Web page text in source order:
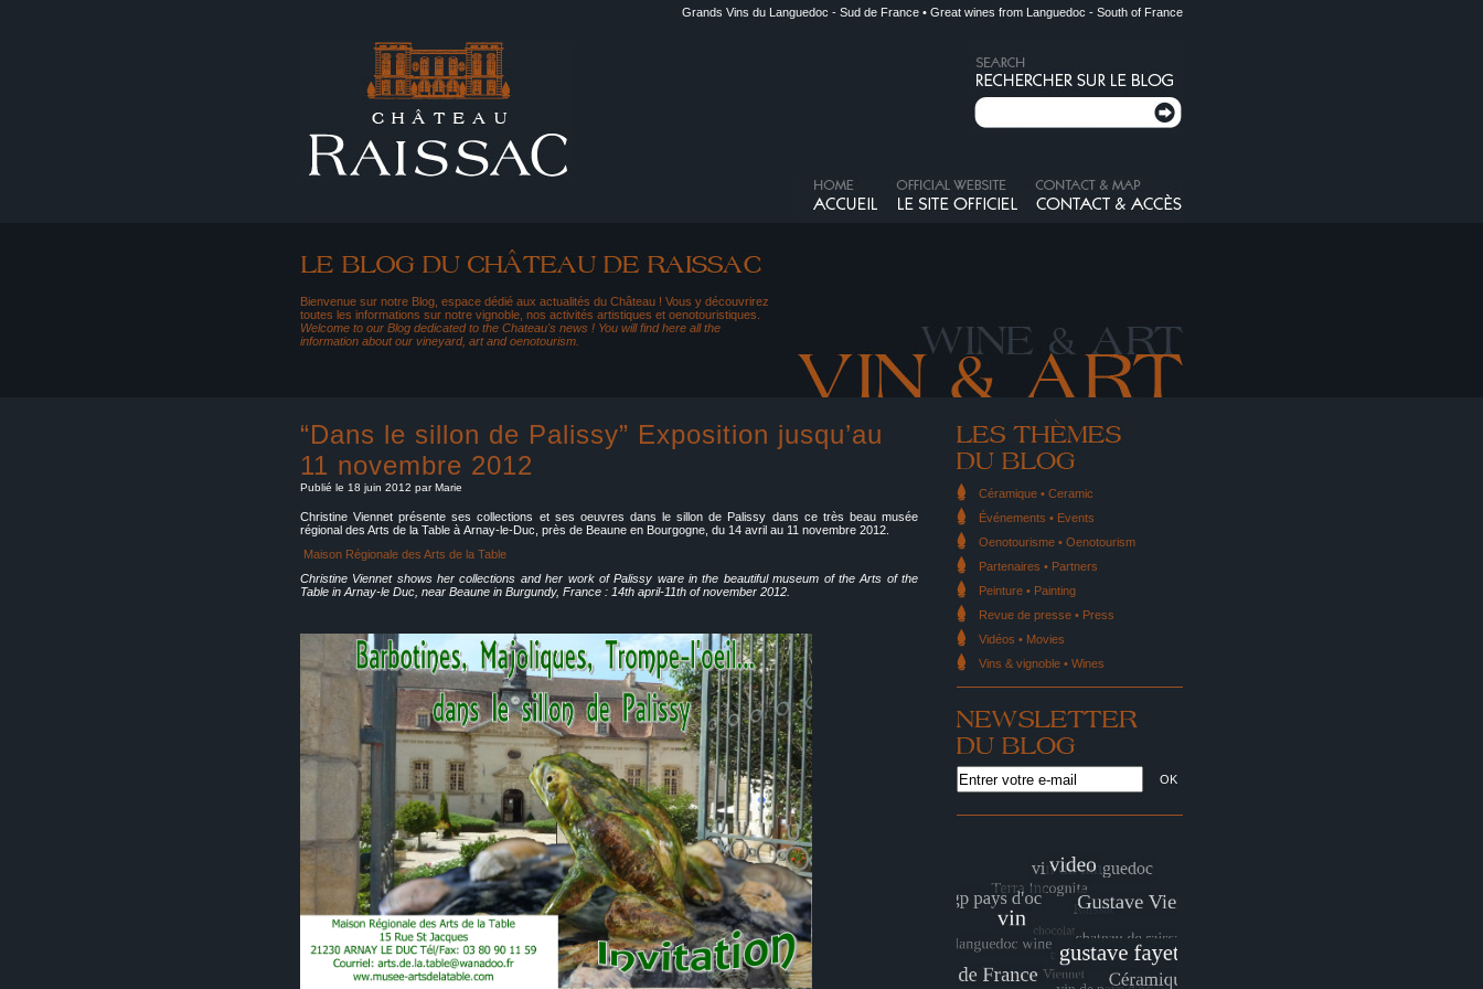
Grands Vins du Languedoc - Sud de France • Great wines from Languedoc - South of France
Bienvenue sur notre Blog, espace dédié aux actualités du Château ! Vous y découvrirez
toutes les informations sur notre vignoble, nos activités artistiques et oenotouristiques.
Welcome to our Blog dedicated to the Chateau's news ! You will find here all the
information about our vineyard, art and oenotourism.
“Dans le sillon de Palissy” Exposition jusqu’au
11 novembre 2012
Publié le 18 juin 2012 par Marie
Christine Viennet présente ses collections et ses oeuvres dans le sillon de Palissy dans ce très beau musée
régional des Arts de la Table à Arnay-le-Duc, près de Beaune en Bourgogne, du 14 avril au 11 novembre 2012.
Maison Régionale des Arts de la Table
Christine Viennet shows her collections and her work of Palissy ware in the beautiful museum of the Arts of the
Table in Arnay-le Duc, near Beaune in Burgundy, France : 14th april-11th of november 2012.
Céramique • Ceramic
Événements • Events
Oenotourisme • Oenotourism
Partenaires • Partners
Peinture • Painting
Revue de presse • Press
Vidéos • Movies
Vins & vignoble • Wines